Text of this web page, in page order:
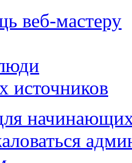
веб-мастеру
источников